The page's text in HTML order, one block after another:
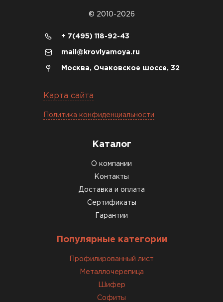
© 2010-2026
+ 7(495) 118-92-43
mail@krovlyamoya.ru
Москва, Очаковское шоссе, 32
Карта сайта
Политика конфиденциальности
Каталог
О компании
Контакты
Доставка и оплата
Сертификаты
Гарантии
Популярные категории
Профилированный лист
Металлочерепица
Шифер
Софиты
Доборные элементы для кровли